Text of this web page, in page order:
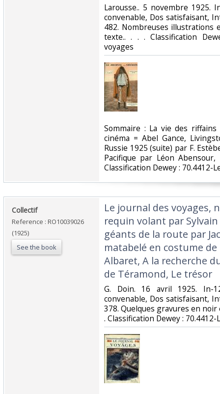
‎Larousse.. 5 novembre 1925.
convenable, Dos satisfaisant,
482. Nombreuses
texte.. . . . Classification
voyages‎
‎Sommaire : La vie des
cinéma = Abel Gance,
Russie 1925 (suite) par F.
Pacifique par Léon
Classification Dewey : 70.4412-
‎Collectif‎
Reference : RO10039026
(1925)
See the book
‎Le journal des voyages,
requin volant par
géants de la route par
matabelé en costume de
Albaret, A la recherche
de Téramond, Le trésor‎
‎G. Doin. 16 avril 1925. In-
convenable, Dos satisfaisant,
378. Quelques gravures en
. Classification Dewey :